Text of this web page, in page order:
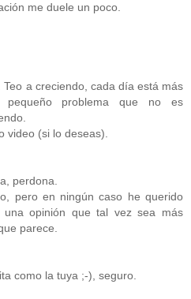
me duele un poco.
a creciendo, cada día está más
pequeño problema que no es
video (si lo deseas).
perdona.
pero en ningún caso he querido
una opinión que tal vez sea más
parece.
como la tuya ;-), seguro.